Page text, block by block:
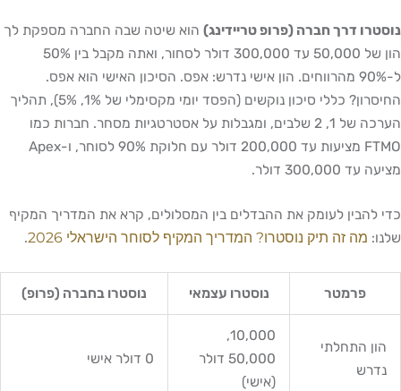
דרך חברה (פרופ טריידינג)הוא שיטה שבה החברה מספקת לך
הון של 50,000 עד 300,000 דולר לסחור, ואתה מקבל בין 50%
ל-90% מהרווחים. הון אישי נדרש: אפס. הסיכון האישי הוא אפס.
החיסרון? כללי סיכון נוקשים (הפסד יומי מקסימלי של 1%, 5%), תהליך
הערכה של 1, 2 שלבים, ומגבלות על אסטרטגיות מסחר. חברות כמו
FTMO מציעות עד 200,000 דולר עם חלוקת 90% לסוחר, ו-Apex
דולר.
לעומק את ההבדלים בין המסלולים, קרא את המדריך המקיף
זה תיק נוסטרו? המדריך המקיף לסוחר הישראלי 2026 .
פרמטר נוסטרו עצמאי נוסטרו בחברה (פרופ)
התחלתי
10,000,
50,000 דולר